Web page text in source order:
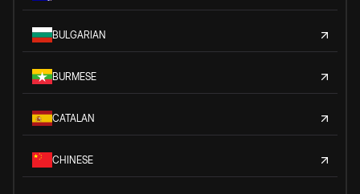
BULGARIAN
BURMESE
CATALAN
CHINESE